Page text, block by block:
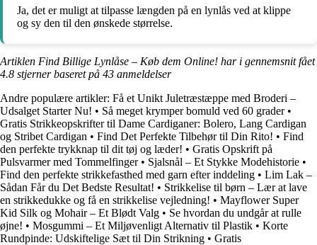
Ja, det er muligt at tilpasse længden på en lynlås ved at klippe
og sy den til den ønskede størrelse.
Artiklen Find Billige Lynlåse – Køb dem Online! har i gennemsnit fået
4.8 stjerner baseret på 43 anmeldelser
Andre populære artikler: Få et Unikt Juletræstæppe med Broderi –
Udsalget Starter Nu! • Så meget krymper bomuld ved 60 grader•
Gratis Strikkeopskrifter til Dame Cardiganer: Bolero, Lang Cardigan
og Stribet Cardigan • Find Det Perfekte Tilbehør til Din Rito! • Find
den perfekte trykknap til dit tøj og læder! • Gratis Opskrift på
Pulsvarmer med Tommelfinger• Sjalsnål – Et Stykke Modehistorie •
Find den perfekte strikkefasthed med garn efter inddeling • Lim Lak –
Sådan Får du Det Bedste Resultat! • Strikkelise til børn – Lær at lave
en strikkedukke og få en strikkelise vejledning! • Mayflower Super
Kid Silk og Mohair – Et Blødt Valg • Se hvordan du undgår at rulle
øjne! • Mosgummi – Et Miljøvenligt Alternativ til Plastik • Korte
Rundpinde: Udskiftelige Sæt til Din Strikning • Gratis